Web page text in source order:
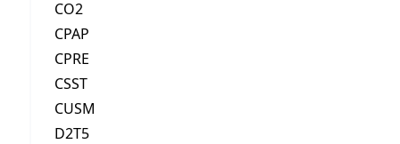
CO2
CPAP
CPRE
CSST
CUSM
D2T5